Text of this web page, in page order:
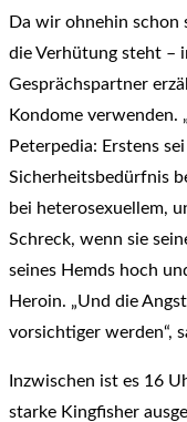
Da wir ohnehin schon
die Verhütung steht –
Gesprächspartner
Kondome verwenden.
Peterpedia: Erstens
Sicherheitsbedürfnis
bei heterosexuellem,
Schreck, wenn sie
seines Hemds hoch
Heroin. „Und die
vorsichtiger werden“,
Inzwischen ist es 16
starke Kingfisher